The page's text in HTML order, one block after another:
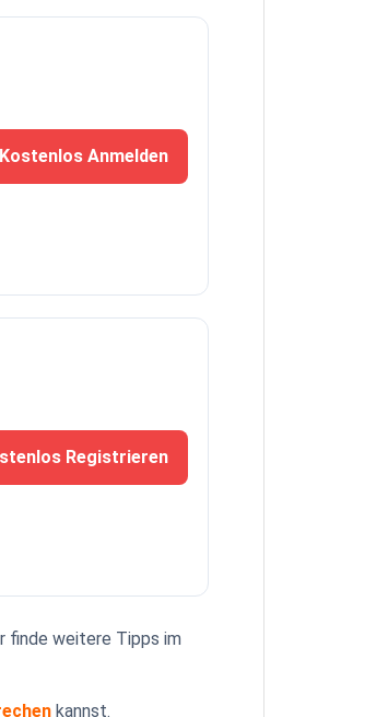
Anmelden
Registrieren
finde weitere Tipps im
kannst.